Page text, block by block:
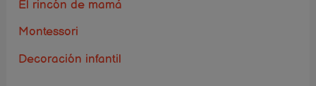
El rincón de mamá
Montessori
Decoración infantil